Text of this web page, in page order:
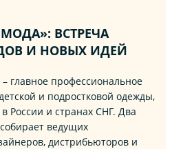
МОДА»: ВСТРЕЧА
И НОВЫХ ИДЕЙ
– главное профессиональное
и подростковой одежды,
России и странах СНГ. Два
ведущих
дистрибьюторов и